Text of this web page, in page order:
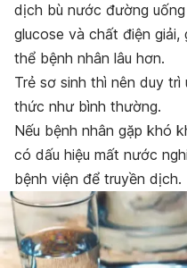
dịch bù nước đường
glucose và chất điện
thể bệnh nhân lâu hơn.
Trẻ sơ sinh thì nên duy
thức như bình thường.
Nếu bệnh nhân gặp khó
có dấu hiệu mất nước
bệnh viện để truyền dịch.